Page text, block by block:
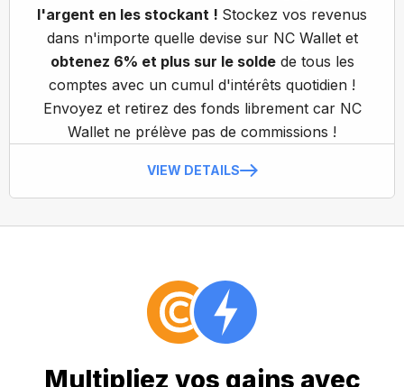
l'argent en les stockant ! Stockez vos revenus
dans n'importe quelle devise sur NC Wallet et
obtenez 6% et plus sur le soldede tous les
comptes avec un cumul d'intérêts quotidien !
Envoyez et retirez des fonds librement car NC
Wallet ne prélève pas de commissions !
VIEW DETAILS
Multipliez vos gains avec